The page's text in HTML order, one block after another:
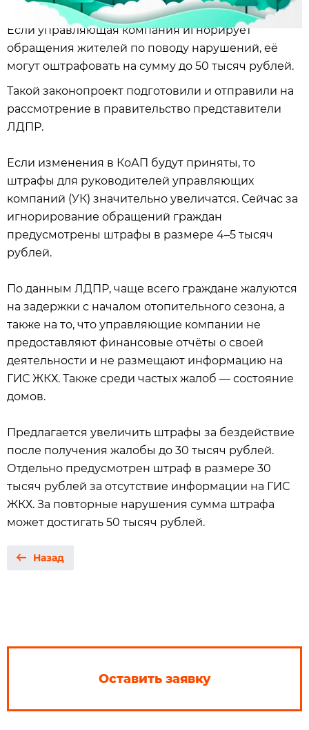
Если управляющая компания игнорирует
обращения жителей по поводу нарушений, её
могут оштрафовать на сумму до 50 тысяч рублей.
Такой законопроект подготовили и отправили на
рассмотрение в правительство представители
ЛДПР.
Если изменения в КоАП будут приняты, то
штрафы для руководителей управляющих
компаний (УК) значительно увеличатся. Сейчас за
игнорирование обращений граждан
предусмотрены штрафы в размере 4–5 тысяч
рублей.
По данным ЛДПР, чаще всего граждане жалуются
на задержки с началом отопительного сезона, а
также на то, что управляющие компании не
предоставляют финансовые отчёты о своей
деятельности и не размещают информацию на
ГИС ЖКХ. Также среди частых жалоб — состояние
домов.
Предлагается увеличить штрафы за бездействие
после получения жалобы до 30 тысяч рублей.
Отдельно предусмотрен штраф в размере 30
тысяч рублей за отсутствие информации на ГИС
ЖКХ. За повторные нарушения сумма штрафа
может достигать 50 тысяч рублей.
Назад
Оставить заявку